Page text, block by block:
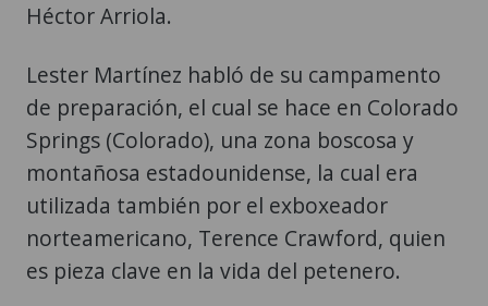
Héctor Arriola.
Lester Martínez habló de su campamento
de preparación, el cual se hace en Colorado
Springs (Colorado), una zona boscosa y
montañosa estadounidense, la cual era
utilizada también por el exboxeador
norteamericano, Terence Crawford, quien
es pieza clave en la vida del petenero.